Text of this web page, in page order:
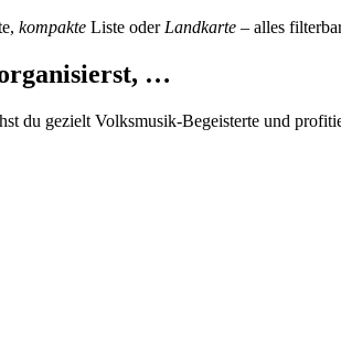
kompakte Liste oder Landkarte – alles
…
du gezielt Volksmusik-Begeisterte und